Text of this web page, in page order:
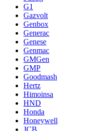
G1
Gazvolt
Genbox
Generac
Genese
Genmac
GMGen
GMP
Goodmash
Hertz
Himoinsa
HND
Honda
Honeywell
JCB